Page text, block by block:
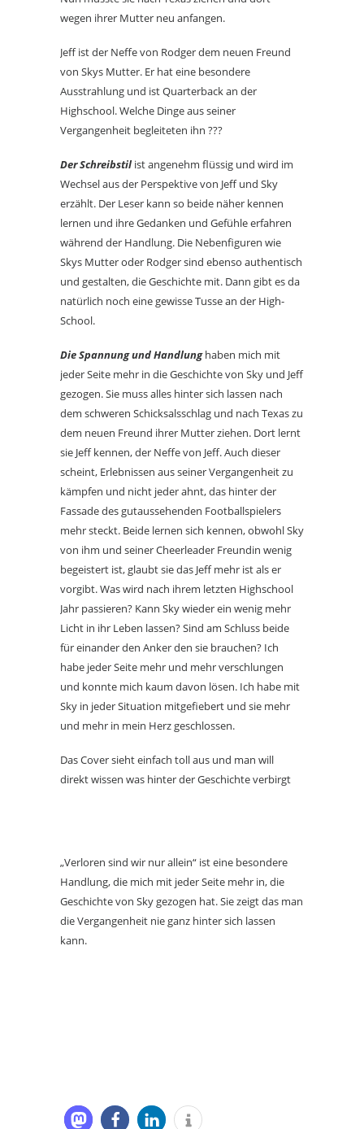
wegen ihrer Mutter neu anfangen.
Jeff ist der Neffe von Rodger dem neuen Freund
von Skys Mutter. Er hat eine besondere
Ausstrahlung und ist Quarterback an der
Highschool. Welche Dinge aus seiner
Vergangenheit begleiteten ihn ???
Der Schreibstil ist angenehm flüssig und wird im
Wechsel aus der Perspektive von Jeff und Sky
erzählt. Der Leser kann so beide näher kennen
lernen und ihre Gedanken und Gefühle erfahren
während der Handlung. Die Nebenfiguren wie
Skys Mutter oder Rodger sind ebenso authentisch
und gestalten, die Geschichte mit. Dann gibt es da
natürlich noch eine gewisse Tusse an der High-
School.
Die Spannung und Handlunghaben mich mit
jeder Seite mehr in die Geschichte von Sky und Jeff
gezogen. Sie muss alles hinter sich lassen nach
dem schweren Schicksalsschlag und nach Texas zu
dem neuen Freund ihrer Mutter ziehen. Dort lernt
sie Jeff kennen, der Neffe von Jeff. Auch dieser
scheint, Erlebnissen aus seiner Vergangenheit zu
kämpfen und nicht jeder ahnt, das hinter der
Fassade des gutaussehenden Footballspielers
mehr steckt. Beide lernen sich kennen, obwohl Sky
von ihm und seiner Cheerleader Freundin wenig
begeistert ist, glaubt sie das Jeff mehr ist als er
vorgibt. Was wird nach ihrem letzten Highschool
Jahr passieren? Kann Sky wieder ein wenig mehr
Licht in ihr Leben lassen? Sind am Schluss beide
für einander den Anker den sie brauchen? Ich
habe jeder Seite mehr und mehr verschlungen
und konnte mich kaum davon lösen. Ich habe mit
Sky in jeder Situation mitgefiebert und sie mehr
und mehr in mein Herz geschlossen.
Das Cover sieht einfach toll aus und man will
direkt wissen was hinter der Geschichte verbirgt
„Verloren sind wir nur allein“ ist eine besondere
Handlung, die mich mit jeder Seite mehr in, die
Geschichte von Sky gezogen hat. Sie zeigt das man
die Vergangenheit nie ganz hinter sich lassen
kann.